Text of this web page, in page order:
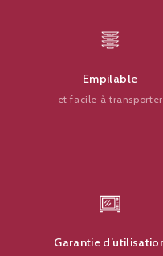
Empilable
et facile à transporter
Garantie